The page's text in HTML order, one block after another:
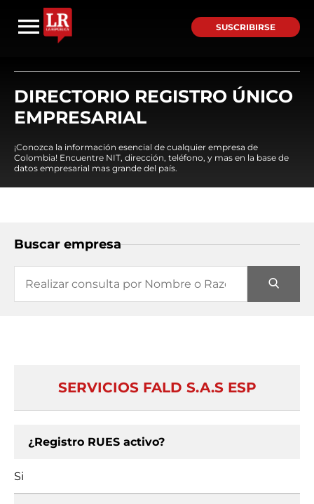
SUSCRIBIRSE
DIRECTORIO REGISTRO ÚNICO
EMPRESARIAL
¡Conozca la información esencial de cualquier empresa de
Colombia! Encuentre NIT, dirección, teléfono, y mas en la base de
datos empresarial mas grande del país.
Buscar empresa
SERVICIOS FALD S.A.S ESP
¿Registro RUES activo?
Si